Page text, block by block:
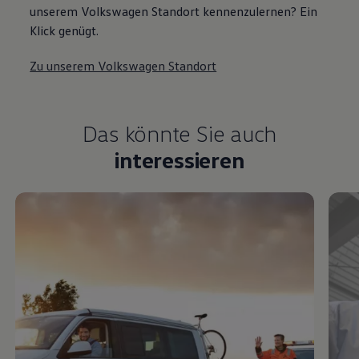
unserem Volkswagen Standort kennenzulernen? Ein
Klick genügt.
Zu unserem Volkswagen Standort
Das könnte Sie auch
interessieren